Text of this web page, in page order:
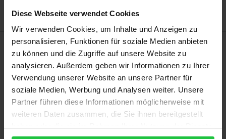
Diese Webseite verwendet Cookies
Wir verwenden Cookies, um Inhalte und Anzeigen zu
personalisieren, Funktionen für soziale Medien anbieten
zu können und die Zugriffe auf unsere Website zu
analysieren. Außerdem geben wir Informationen zu Ihrer
Verwendung unserer Website an unsere Partner für
soziale Medien, Werbung und Analysen weiter. Unsere
Partner führen diese Informationen möglicherweise mit
weiteren Daten zusammen, die Sie ihnen bereitgestellt
Beschreibung
Der Ruf nach einem schnelleren Eingreifen der
Kartellbehörden bei drohenden
Wettbewerbsschäden ist beinahe so alt wie die
Kartellbehörden selbst. Insbesondere angesichts